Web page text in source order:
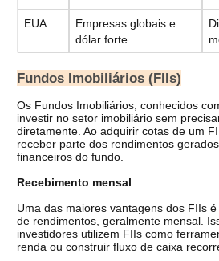
EUA
Empresas globais e
dólar forte
Fundos Imobiliários (FIIs)
Os Fundos Imobiliários, conhecidos
investir no setor imobiliário sem
diretamente. Ao adquirir cotas de um
receber parte dos rendimentos
financeiros do fundo.
Recebimento mensal
Uma das maiores vantagens dos FIIs
de rendimentos, geralmente mensal.
investidores utilizem FIIs como
renda ou construir fluxo de caixa